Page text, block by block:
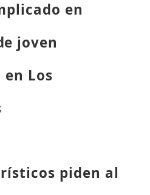
en
joven
Los
piden al